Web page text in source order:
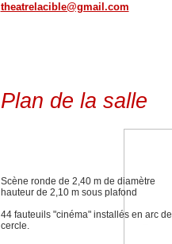
Plan de la salle
theatrelacible@gmail.com
Scène ronde de 2,40 m de diamètre
hauteur de 2,10 m sous plafond
44 fauteuils "cinéma" installés en arc de
cercle.